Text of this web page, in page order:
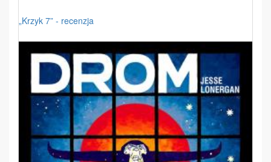
„Krzyk 7” - recenzja